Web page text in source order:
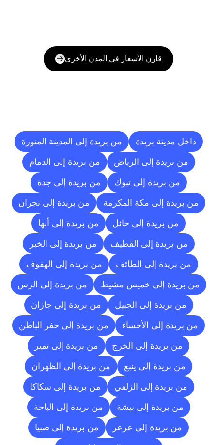
قارن الأسعار في المدن الأخرى
داخل مدينة بريدة من بريدة إلى المدينة المنورة
من بريدة إلى الرياض من بريدة إلى الدمام
من بريدة إلى تبوك من بريدة إلى جدة
من بريدة إلى مكة المكرمة من بريدة إلى نجران
من بريدة إلى حائل من بريدة إلى أبها
من بريدة إلى القطيف من بريدة إلى الخبر
من بريدة إلى الطائف من بريدة إلى الهفوف
من بريدة إلى خميس مشيط من بريدة إلى الرس
من بريدة إلى الجبيل من بريدة إلى جازان
من بريدة إلى الأحساء من بريدة إلى حفر الباطن
من بريدة إلى الخرج من بريدة إلى تمير
من بريدة إلى ينبع من بريدة إلى الظهران
من بريدة إلى الزلفي من بريدة إلى سكاكا
من بريدة إلى بيشة من بريدة إلى الباحة
من بريدة إلى عرعر من بريدة إلى صبيا